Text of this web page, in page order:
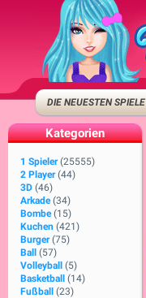
DIE NEUESTEN SPIELE
Kategorien
1 Spieler (25555)
2 Player (44)
3D (46)
Arkade (34)
Bombe (15)
Kuchen (421)
Burger (75)
Ball
(57)
Volleyball
(5)
Basketball
(14)
Fußball
(23)